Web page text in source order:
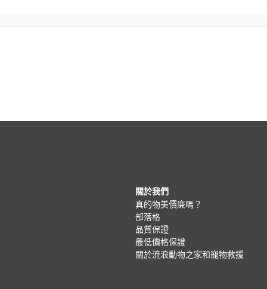
關於我們
真的物美價廉嗎？
部落格
品質保證
最低價格保證
關於流浪動物之家和寵物救援